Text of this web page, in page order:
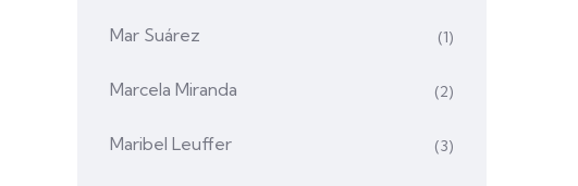
Mar Suárez (1)
Marcela Miranda (2)
Maribel Leuffer (3)